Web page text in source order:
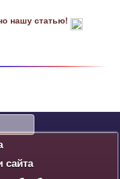
нашу статью!
сайта